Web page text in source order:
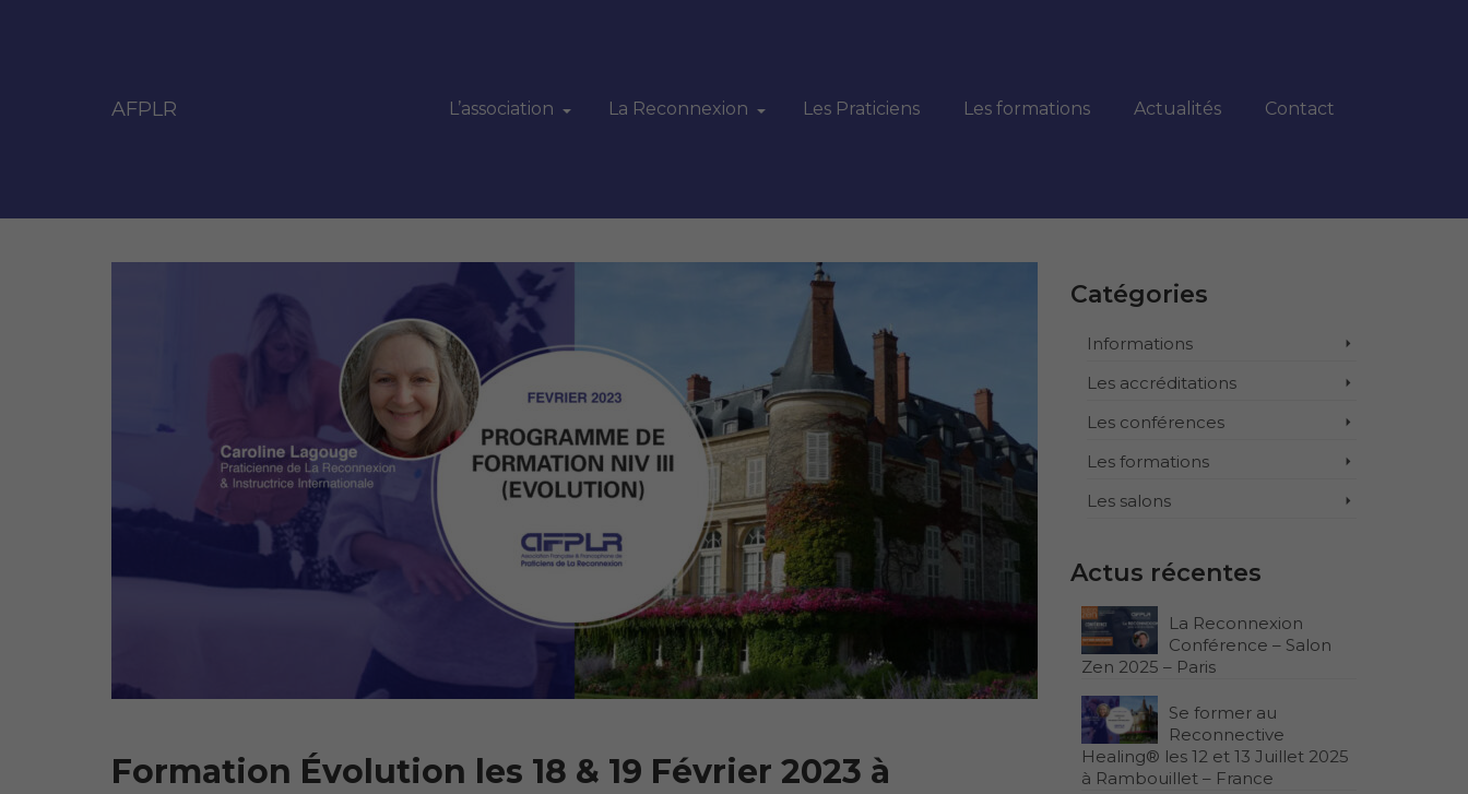
AFPLR L’association La Reconnexion Les Praticiens Les formations Actualités Contact
Formation Évolution les 18 & 19 Février 2023 à
Catégories
Informations
Les accréditations
Les conférences
Les formations
Les salons
Actus récentes
La Reconnexion
Conférence – Salon
Zen 2025 – Paris
Se former au
Reconnective
Healing® les 12 et 13 Juillet 2025
à Rambouillet – France